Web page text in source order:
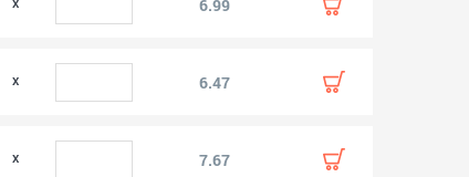
6.99
6.47
7.67